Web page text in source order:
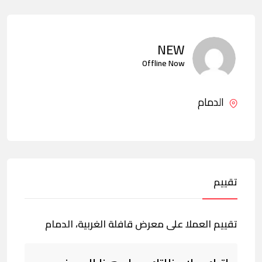
NEW
Offline Now
الدمام
تقييم
تقييم العملا على معرض قافلة الغربية، الدمام